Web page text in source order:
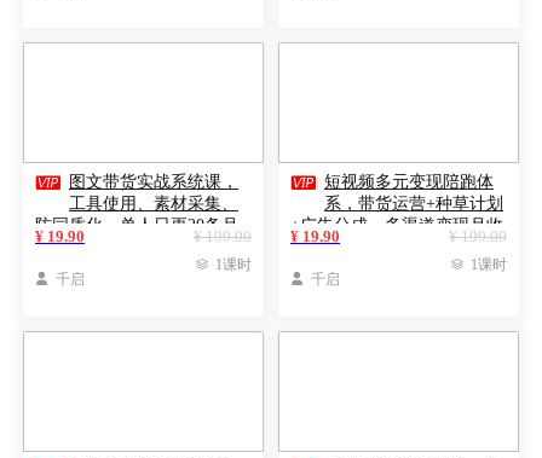
 图文带货实战系统课，
工具使用、素材采集、
防同质化，单人日更20条月
入3w+
¥ 199.00
¥ 19.90
 千启
 1课时
 短视频多元变现陪跑体
系，带货运营+种草计划
+广告分成，多渠道变现月收
益5万+
¥ 199.00
¥ 19.90
 千启
 1课时